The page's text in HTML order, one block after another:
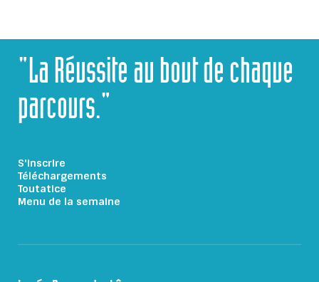
"La Réussite au bout de chaque
parcours."
S'inscrire
Téléchargements
Toutatice
Menu de la semaine